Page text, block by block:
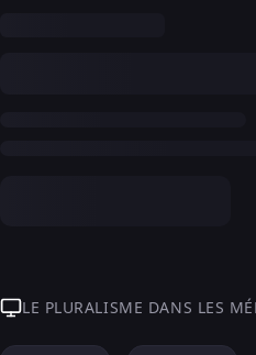
LE PLURALISME DANS LES